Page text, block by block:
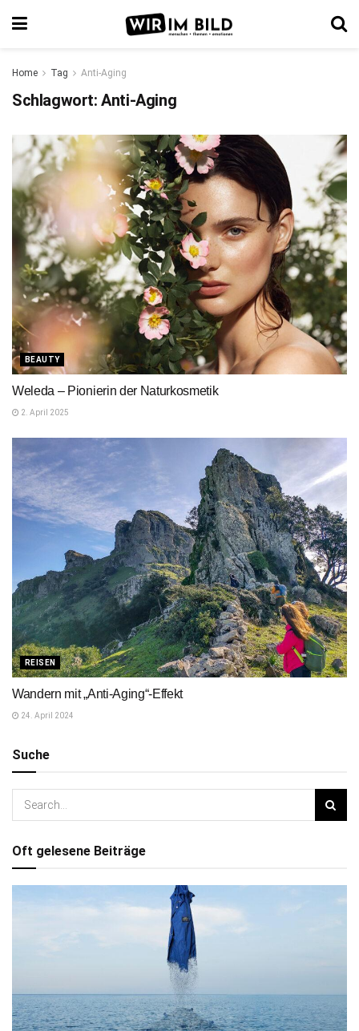
Home Tag Anti-Aging
Schlagwort:Anti-Aging
BEAUTY
Weleda – Pionierin der Naturkosmetik
2. April 2025
REISEN
Wandern mit „Anti-Aging“-Effekt
24. April 2024
Suche
Oft gelesene Beiträge